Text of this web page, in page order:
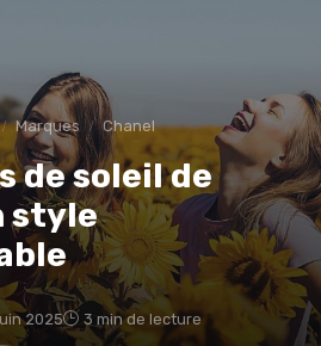
Marques Chanel
de soleil de
style
2025 3 min de lecture